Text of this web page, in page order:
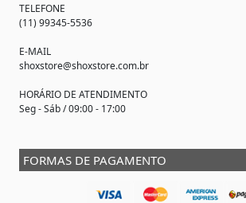
TELEFONE
(11) 99345-5536
E-MAIL
shoxstore@shoxstore.com.br
HORÁRIO DE ATENDIMENTO
Seg - Sáb / 09:00 - 17:00
FORMAS DE PAGAMENTO